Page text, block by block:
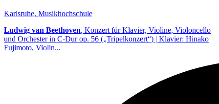
Karlsruhe, Musikhochschule
Ludwig van Beethoven, Konzert für Klavier, Violine, Violoncello
und Orchester in C-Dur op. 56 („Tripelkonzert“) | Klavier: Hinako
Fujimoto, Violin...